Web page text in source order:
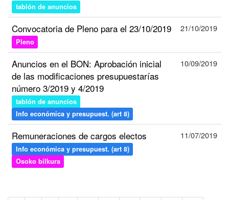
tablón de anuncios
Convocatoria de Pleno para el 23/10/2019
Pleno
21/10/2019
Anuncios en el BON: Aprobación inicial
de las modificaciones presupuestarías
número 3/2019 y 4/2019
tablón de anuncios
Info económica y presupuest. (art 8)
10/09/2019
Remuneraciones de cargos electos
Info económica y presupuest. (art 8)
Osoko bilkura
11/07/2019